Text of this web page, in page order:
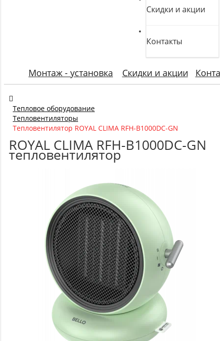
Скидки и акции
Контакты
Монтаж - установка Скидки и акции
Тепловое оборудование
Тепловентиляторы
Тепловентилятор ROYAL CLIMA RFH-B1000DC-GN
ROYAL CLIMA RFH-B1000DC-GN
тепловентилятор